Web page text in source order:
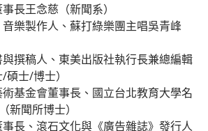
長王念慈（新聞系）
樂製作人、蘇打綠樂團主唱吳青峰
撰稿人、東美出版社執行長兼總編輯
士/博士）
基金會董事長、國立台北教育大學名
新聞所博士）
長、滾石文化與《廣告雜誌》發行人